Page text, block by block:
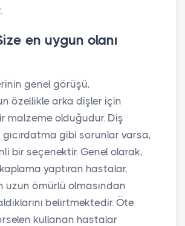
en uygun olanı
genel görüşü,
özellikle arka dişler için
malzeme olduğudur. Diş
gıcırdatma gibi sorunlar varsa,
bir seçenektir. Genel olarak,
yaptıran hastalar,
uzun ömürlü olmasından
belirtmektedir. Öte
kullanan hastalar